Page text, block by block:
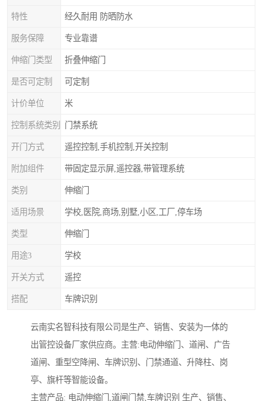
特性 经久耐用 防晒防水
服务保障 专业靠谱
伸缩门类型 折叠伸缩门
是否可定制 可定制
计价单位 米
控制系统类别 门禁系统
开门方式 遥控控制,手机控制,开关控制
附加组件 带固定显示屏,遥控器,带管理系统
类别 伸缩门
适用场景 学校,医院,商场,别墅,小区,工厂,停车场
类型 伸缩门
用途3 学校
开关方式 遥控
搭配 车牌识别
云南实名智科技有限公司是生产、销售、安装为一体的
出管控设备厂家供应商。主营:电动伸缩门、道闸、广告
道闸、重型空降闸、车牌识别、门禁通道、升降柱、岗
亭、旗杆等智能设备。
主营产品: 电动伸缩门,道闸门禁,车牌识别 生产、销售、